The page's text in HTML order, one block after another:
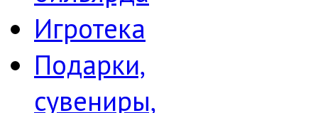
Игротека
Подарки,
сувениры,